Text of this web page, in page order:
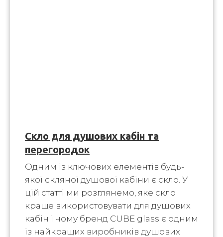
Скло для душових кабін та
перегородок
Одним із ключових елементів будь-
якої скляної душової кабіни є скло. У
цій статті ми розглянемо, яке скло
краще використовувати для душових
кабін і чому бренд CUBE glass є одним
із найкращих виробників душових